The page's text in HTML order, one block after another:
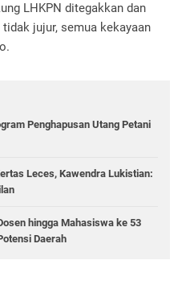
LHKPN ditegakkan dan
jujur, semua kekayaan
Penghapusan Utang Petani
Leces, Kawendra Lukistian:
hingga Mahasiswa ke 53
Daerah